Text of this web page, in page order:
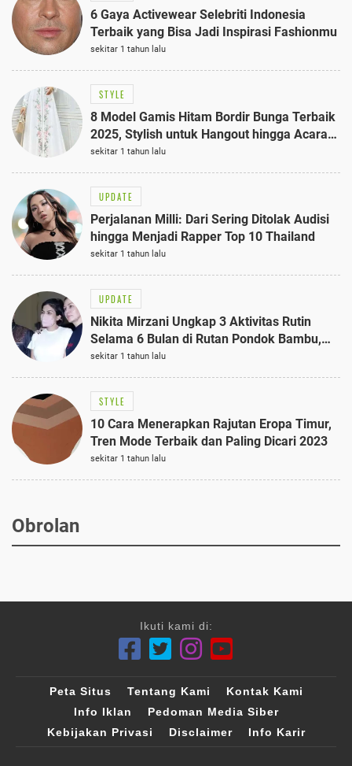
6 Gaya Activewear Selebriti Indonesia
Terbaik yang Bisa Jadi Inspirasi Fashionmu
sekitar 1 tahun lalu
STYLE
8 Model Gamis Hitam Bordir Bunga Terbaik
2025, Stylish untuk Hangout hingga Acara
Semi-Formal
sekitar 1 tahun lalu
UPDATE
Perjalanan Milli: Dari Sering Ditolak Audisi
hingga Menjadi Rapper Top 10 Thailand
sekitar 1 tahun lalu
UPDATE
Nikita Mirzani Ungkap 3 Aktivitas Rutin
Selama 6 Bulan di Rutan Pondok Bambu,
Terungkap!
sekitar 1 tahun lalu
STYLE
10 Cara Menerapkan Rajutan Eropa Timur,
Tren Mode Terbaik dan Paling Dicari 2023
sekitar 1 tahun lalu
Obrolan
Ikuti kami di:
Peta Situs Tentang Kami
Kontak Kami
Info Iklan
Pedoman Media Siber
Kebijakan Privasi
Disclaimer Info Karir